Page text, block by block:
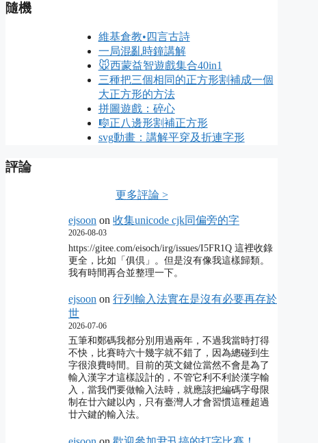
隨機
維基倉教•四言古詩
一局混亂時鐘講解
🐭西蒙益智遊戲集合40in1
三種把三個相同的正方形割補成一個
大正方形的方法
拼圖遊戲：碎心
🎼正八邊形割補正方形
svg動畫：講解平穿及折連字形
評論
更多評論 >
ejsoon on 收集unicode cjk同偏旁的字
2026-08-03
https://gitee.com/eisoch/irg/issues/I5FR1Q 這裡收錄
更全，比如「俱倶」。但是沒有像我這樣歸類。
我有時間再合並整理一下。
ejsoon on 行列輸入法實在是沒有必要再存於
世
2026-07-06
五筆和鄭碼我都分別用過兩年，不過我當時打得
不快，比賽時六十幾字就不錯了，因為總碰到生
字很浪費時間。目前的英文鍵位當然不會是為了
輸入漢字才這樣設計的，不管它利不利於漢字輸
入，當我們要做輸入法時，就應該把編碼字母限
制在廿六鍵以內，只有臺灣人才會習慣這種超過
廿六鍵的輸入法。